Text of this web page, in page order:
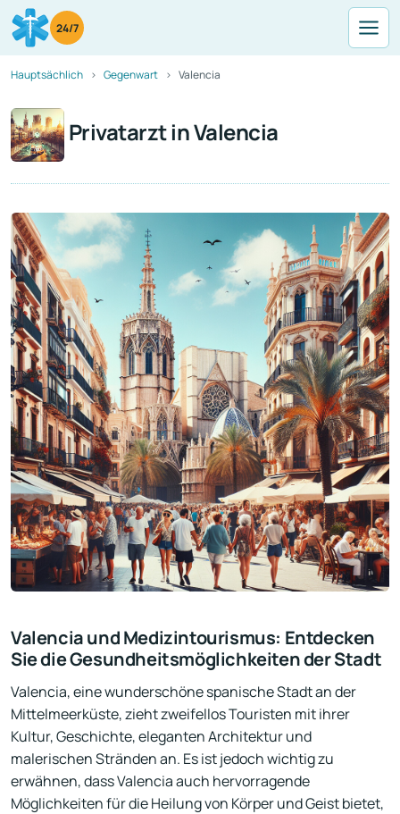
24/7
Hauptsächlich Gegenwart Valencia
Privatarzt in Valencia
Valencia und Medizintourismus: Entdecken
Sie die Gesundheitsmöglichkeiten der Stadt
Valencia, eine wunderschöne spanische Stadt an der
Mittelmeerküste, zieht zweifellos Touristen mit ihrer
Kultur, Geschichte, eleganten Architektur und
malerischen Stränden an. Es ist jedoch wichtig zu
erwähnen, dass Valencia auch hervorragende
Möglichkeiten für die Heilung von Körper und Geist bietet,